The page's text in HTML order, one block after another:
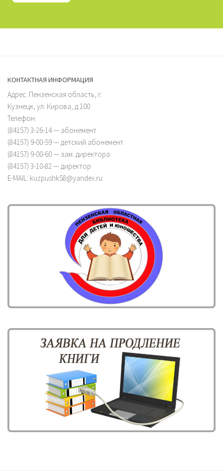
КОНТАКТНАЯ ИНФОРМАЦИЯ
Адрес: Пензенская область, г.
Кузнецк, ул. Кирова, д.100
Телефон:
(84157) 3-26-14 — абонемент
(84157) 9-00-59 — детский абонемент
(84157) 9-00-60 — зам. директора
(84157) 3-10-82 — директор
E-MAIL: kuzpushk58@yandex.ru